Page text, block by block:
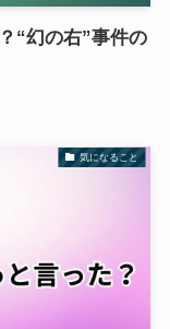
“幻の右”事件の
気になること